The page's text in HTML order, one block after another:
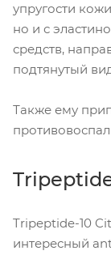
упругости
но и с
средств,
подтянутый
Также ему
Tripeptide-10
интересный